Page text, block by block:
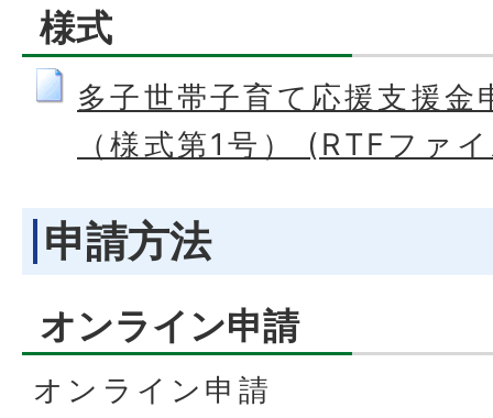
様式
多子世帯子育て応援支援金
（様式第1号） (RTFファ
申請方法
オンライン申請
オンライン申請